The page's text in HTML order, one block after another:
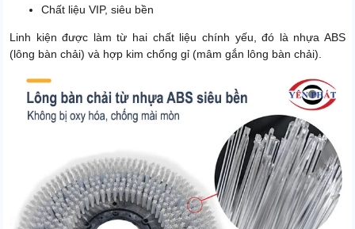
Chất liệu VIP, siêu bền
Linh kiện được làm từ hai chất liệu chính yếu, đó là nhựa ABS
(lông bàn chải) và hợp kim chống gỉ (mâm gắn lông bàn chải).